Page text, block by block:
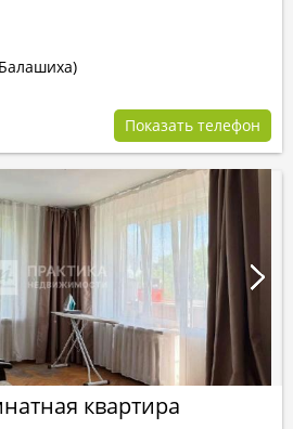
Показать телефон
квартира